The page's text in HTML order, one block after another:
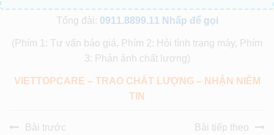
Tổng đài: 0911.8899.11 Nhấp để gọi
(Phím 1: Tư vấn báo giá, Phím 2: Hỏi tình trạng máy, Phím
3: Phản ánh chất lượng)
VIETTOPCARE – TRAO CHẤT LƯỢNG – NHẬN NIỀM
TIN
Bài trước Bài tiếp theo